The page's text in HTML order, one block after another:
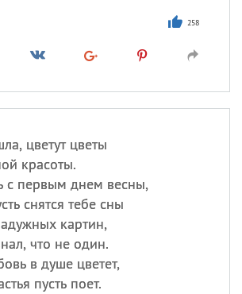
258
цветут цветы
красоты.
с первым днем весны,
снятся тебе сны
картин,
что не один.
в душе цветет,
пусть поет.